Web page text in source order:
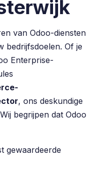
van Odoo-diensten
bedrijfsdoelen. Of je
Enterprise-
, ons deskundige
begrijpen dat Odoo
gewaardeerde